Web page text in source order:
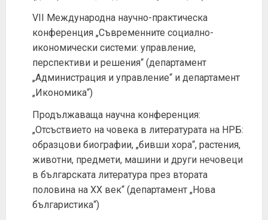
VII Международна научно-практическа
конференция „Съвременните социално-
икономически системи: управление,
перспективи и решения“ (департамент
„Администрация и управление“ и департамент
„Икономика“)
Продължаваща научна конференция:
„Отсъствието на човека в литературата на НРБ:
образцови биографии, „бивши хора“, растения,
животни, предмети, машини и други нечовеци
в българската литература през втората
половина на ХХ век“ (департамент „Нова
българистика“)